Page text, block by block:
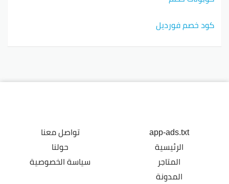
كود خصم فورديل
app-ads.txt
الرئيسية
المتاجر
المدونة
تواصل معنا
حولنا
سياسة الخصوصية